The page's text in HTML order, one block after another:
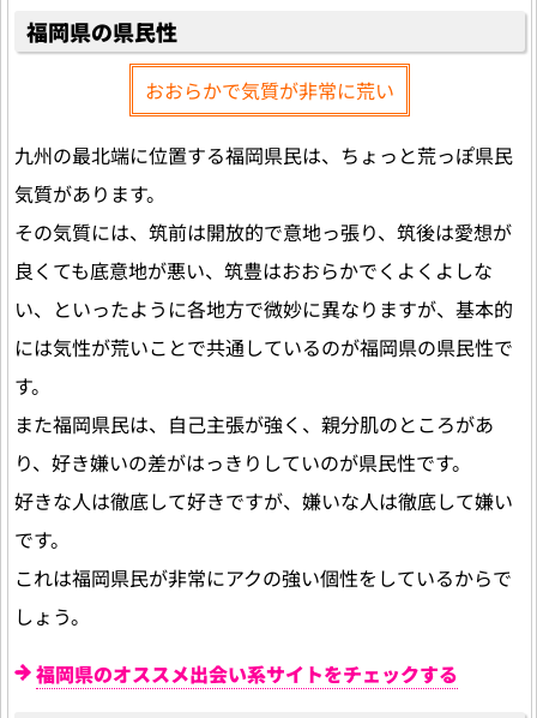
福岡県の県民性
おおらかで気質が非常に荒い
九州の最北端に位置する福岡県民は、ちょっと荒っぽ県民
気質があります。
その気質には、筑前は開放的で意地っ張り、筑後は愛想が
良くても底意地が悪い、筑豊はおおらかでくよくよしな
い、といったように各地方で微妙に異なりますが、基本的
には気性が荒いことで共通しているのが福岡県の県民性で
す。
また福岡県民は、自己主張が強く、親分肌のところがあ
り、好き嫌いの差がはっきりしていのが県民性です。
好きな人は徹底して好きですが、嫌いな人は徹底して嫌い
です。
これは福岡県民が非常にアクの強い個性をしているからで
しょう。
福岡県のオススメ出会い系サイトをチェックする